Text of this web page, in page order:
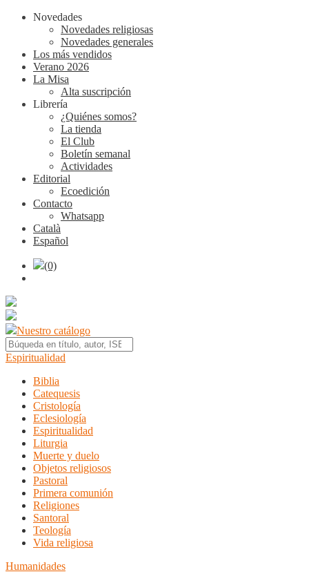
Novedades
Novedades religiosas
Novedades generales
Los más vendidos
Verano 2026
La Misa
Alta suscripción
Librería
¿Quiénes somos?
La tienda
El Club
Boletín semanal
Actividades
Editorial
Ecoedición
Contacto
Whatsapp
Català
Español
(0)
Nuestro catálogo
Espiritualidad
Biblia
Catequesis
Cristología
Eclesiología
Espiritualidad
Liturgia
Muerte y duelo
Objetos religiosos
Pastoral
Primera comunión
Religiones
Santoral
Teología
Vida religiosa
Humanidades